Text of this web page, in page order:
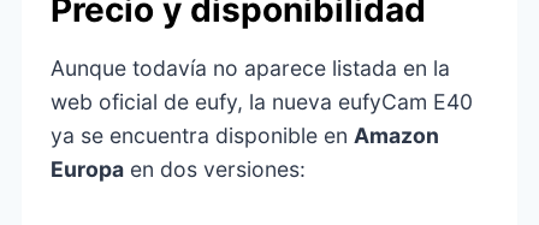
Precio y disponibilidad
Aunque todavía no aparece listada en la
web oficial de eufy, la nueva eufyCam E40
ya se encuentra disponible en Amazon
Europa en dos versiones: